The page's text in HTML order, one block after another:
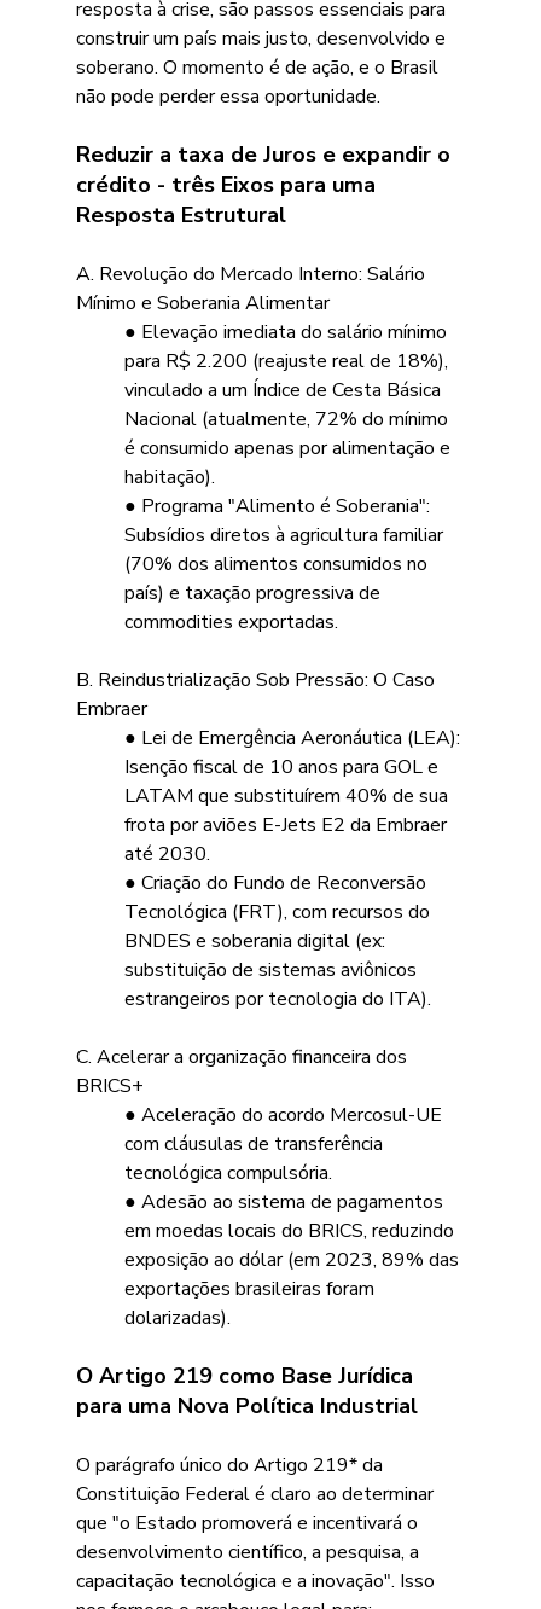
resposta à crise, são passos essenciais para
construir um país mais justo, desenvolvido e
soberano. O momento é de ação, e o Brasil
não pode perder essa oportunidade.
Reduzir a taxa de Juros e expandir o
crédito - três Eixos para uma
Resposta Estrutural
A. Revolução do Mercado Interno: Salário
Mínimo e Soberania Alimentar
● Elevação imediata do salário mínimo
para R$ 2.200 (reajuste real de 18%),
vinculado a um Índice de Cesta Básica
Nacional (atualmente, 72% do mínimo
é consumido apenas por alimentação e
habitação).
● Programa "Alimento é Soberania":
Subsídios diretos à agricultura familiar
(70% dos alimentos consumidos no
país) e taxação progressiva de
commodities exportadas.
B. Reindustrialização Sob Pressão: O Caso
Embraer
● Lei de Emergência Aeronáutica (LEA):
Isenção fiscal de 10 anos para GOL e
LATAM que substituírem 40% de sua
frota por aviões E-Jets E2 da Embraer
até 2030.
● Criação do Fundo de Reconversão
Tecnológica (FRT), com recursos do
BNDES e soberania digital (ex:
substituição de sistemas aviônicos
estrangeiros por tecnologia do ITA).
C. Acelerar a organização financeira dos
BRICS+
● Aceleração do acordo Mercosul-UE
com cláusulas de transferência
tecnológica compulsória.
● Adesão ao sistema de pagamentos
em moedas locais do BRICS, reduzindo
exposição ao dólar (em 2023, 89% das
exportações brasileiras foram
dolarizadas).
O Artigo 219 como Base Jurídica
para uma Nova Política Industrial
O parágrafo único do Artigo 219* da
Constituição Federal é claro ao determinar
que "o Estado promoverá e incentivará o
desenvolvimento científico, a pesquisa, a
capacitação tecnológica e a inovação". Isso